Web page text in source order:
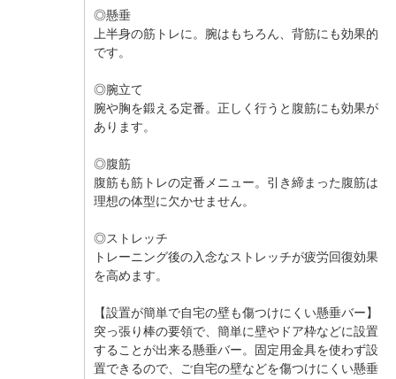
◎懸垂
上半身の筋トレに。腕はもちろん、背筋にも効果的
です。
◎腕立て
腕や胸を鍛える定番。正しく行うと腹筋にも効果が
あります。
◎腹筋
腹筋も筋トレの定番メニュー。引き締まった腹筋は
理想の体型に欠かせません。
◎ストレッチ
トレーニング後の入念なストレッチが疲労回復効果
を高めます。
【設置が簡単で自宅の壁も傷つけにくい懸垂バー】
突っ張り棒の要領で、簡単に壁やドア枠などに設置
することが出来る懸垂バー。固定用金具を使わず設
置できるので、ご自宅の壁などを傷つけにくい懸垂